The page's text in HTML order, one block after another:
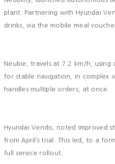
plant. Partnering with Hyundai
drinks, via the mobile meal
Neubie, travels at 7.2 km/h, using
for stable navigation, in complex
handles multiple orders, at once.
Hyundai Vendis, noted improved
from April’s trial. This led, to a
full service rollout.